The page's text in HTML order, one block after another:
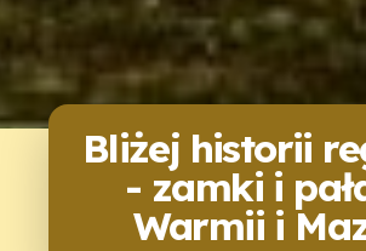
Bliżej historii
- zamki i
Warmii i